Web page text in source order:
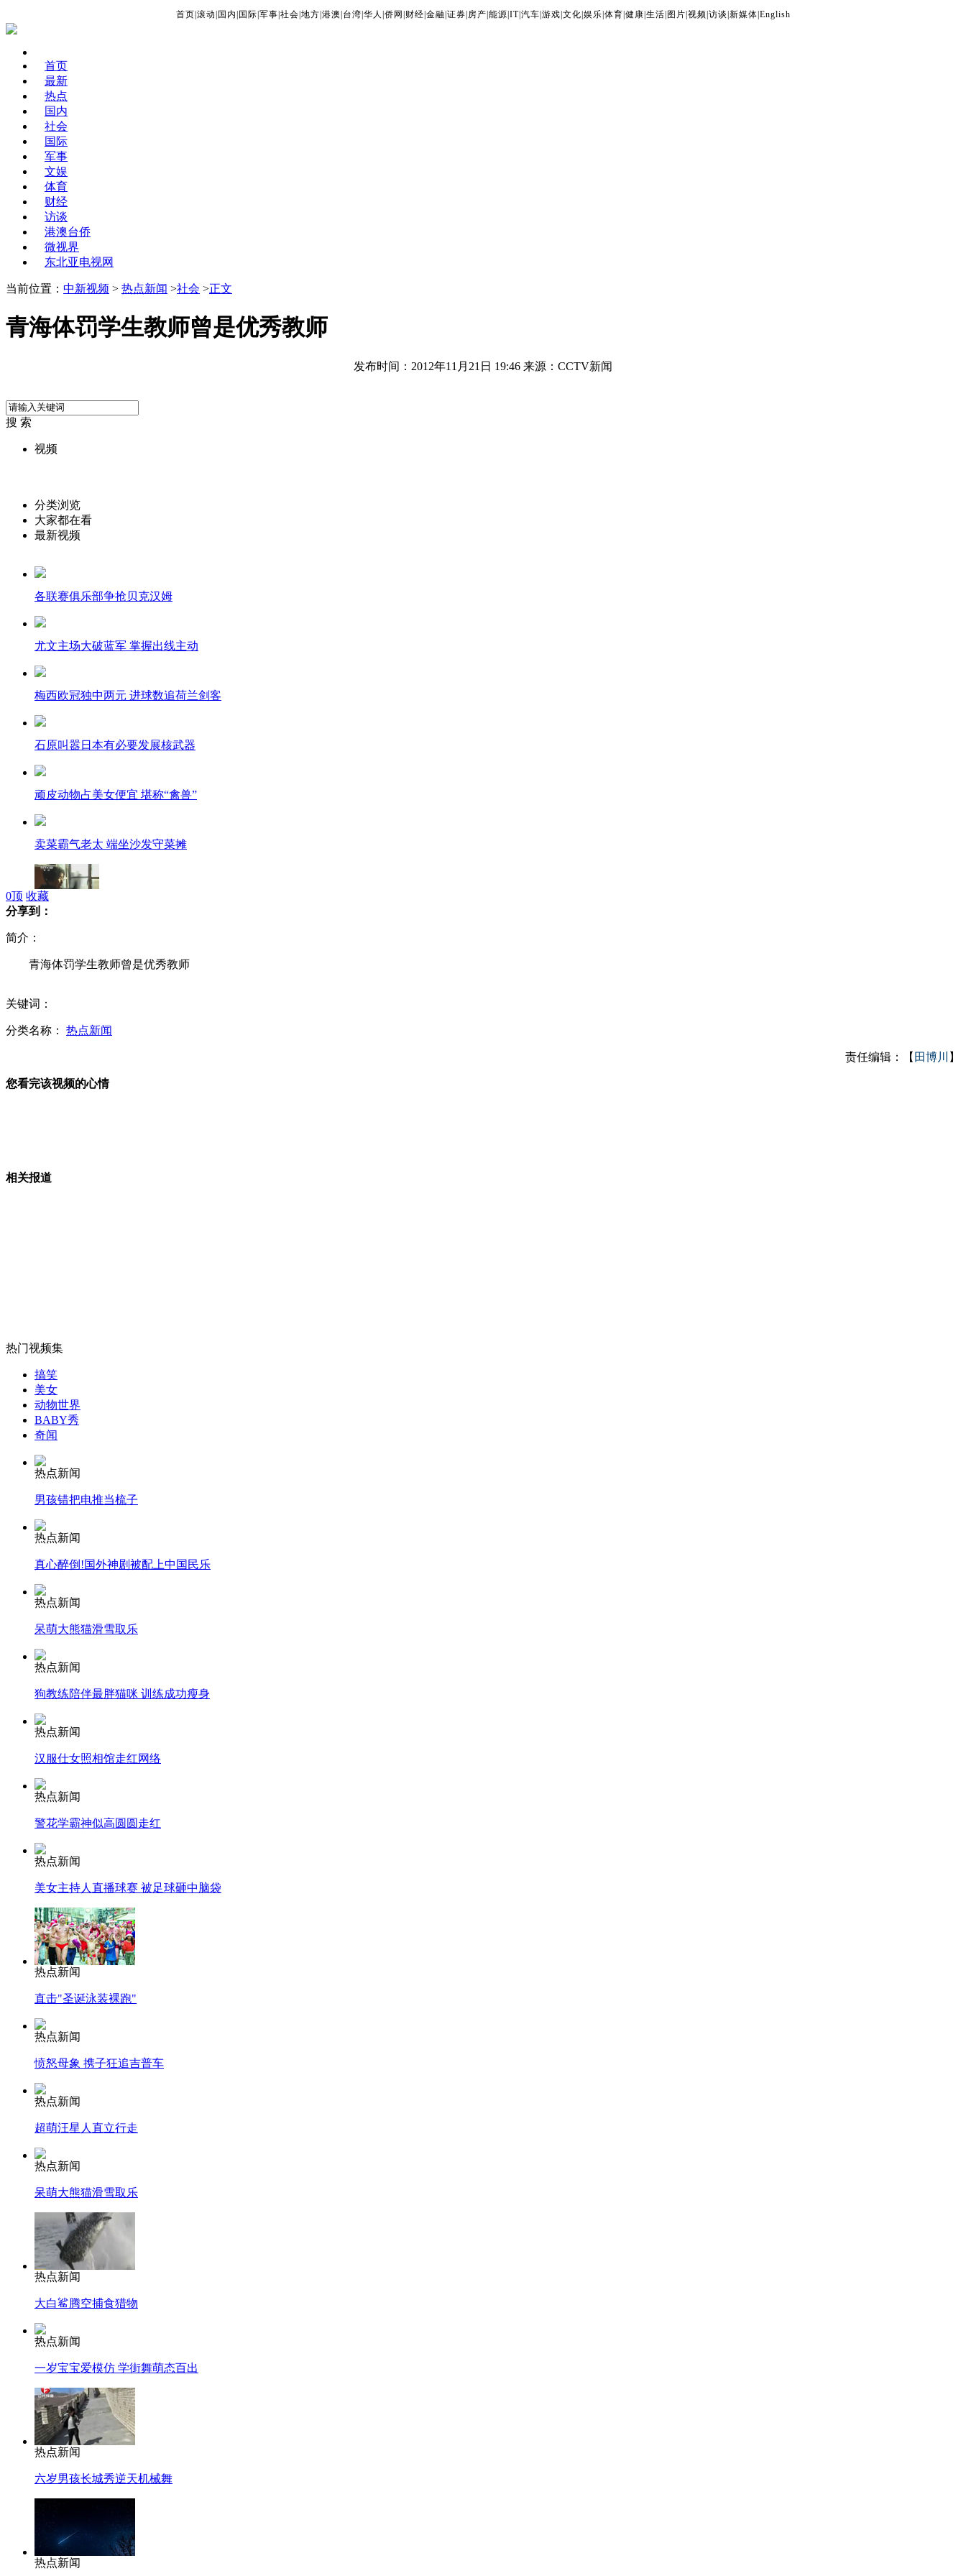
首页 滚动 国内 国际 军事 社会 地方 港澳 台湾 华人 侨网 财经 金融 证券 房产 能源 IT| 汽车 游戏 文化 娱乐 体育 健康 生活 图片 视频 访谈 新媒体 English
首页
最新
热点
国内
社会
国际
军事
文娱
体育
财经
访谈
港澳台侨
微视界
东北亚电视网
当前位置： 中新视频 > 热点新闻 >社会 >正文
青海体罚学生教师曾是优秀教师
发布时间：2012年11月21日 19:46 来源：CCTV新闻
搜 索
视频
分类浏览
大家都在看
最新视频
各联赛俱乐部争抢贝克汉姆
尤文主场大破蓝军 掌握出线主动
梅西欧冠独中两元 进球数追荷兰剑客
石原叫嚣日本有必要发展核武器
顽皮动物占美女便宜 堪称“禽兽”
卖菜霸气老太 端坐沙发守菜摊
曝青海体罚学校曾有学生因体罚辍学
外交部：反对强权政治霸凌主义
外交部：有关国家言论片面不公正
安徽一实载49人客车翻车
走！跟着总书记去植树
消防员救轻生者
司机酒驾遇交警 急速倒车逃窜
0顶 收藏
分享到：
简介：
青海体罚学生教师曾是优秀教师
关键词：
分类名称： 热点新闻
责任编辑：【 田博川 】
您看完该视频的心情
相关报道
热门视频集
搞笑
美女
动物世界
BABY秀
奇闻
热点新闻
男孩错把电推当梳子
热点新闻
真心醉倒!国外神剧被配上中国民乐
热点新闻
呆萌大熊猫滑雪取乐
热点新闻
狗教练陪伴最胖猫咪 训练成功瘦身
热点新闻
汉服仕女照相馆走红网络
热点新闻
警花学霸神似高圆圆走红
热点新闻
美女主持人直播球赛 被足球砸中脑袋
热点新闻
直击"圣诞泳装裸跑"
热点新闻
愤怒母象 携子狂追吉普车
热点新闻
超萌汪星人直立行走
热点新闻
呆萌大熊猫滑雪取乐
热点新闻
大白鲨腾空捕食猎物
热点新闻
一岁宝宝爱模仿 学街舞萌态百出
热点新闻
六岁男孩长城秀逆天机械舞
热点新闻